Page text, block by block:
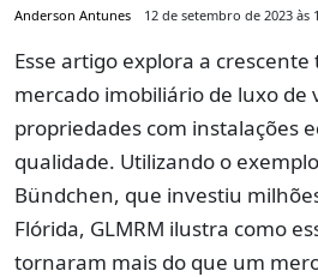
Anderson Antunes 12 de setembro de 2023 às
Esse artigo explora a
mercado imobiliário de luxo de
propriedades com instalações
qualidade. Utilizando o
Bündchen, que investiu
Flórida, GLMRM ilustra como
tornaram mais do que um